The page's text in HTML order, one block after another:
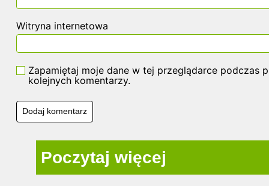
Witryna internetowa
Zapamiętaj moje dane w tej przeglądarce podczas
kolejnych komentarzy.
Poczytaj więcej